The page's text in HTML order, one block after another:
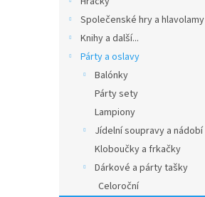
Společenské hry a hlavolamy
Knihy a další...
Párty a oslavy
Balónky
Párty sety
Lampiony
Jídelní soupravy a nádobí
Kloboučky a frkačky
Dárkové a párty tašky
Celoroční